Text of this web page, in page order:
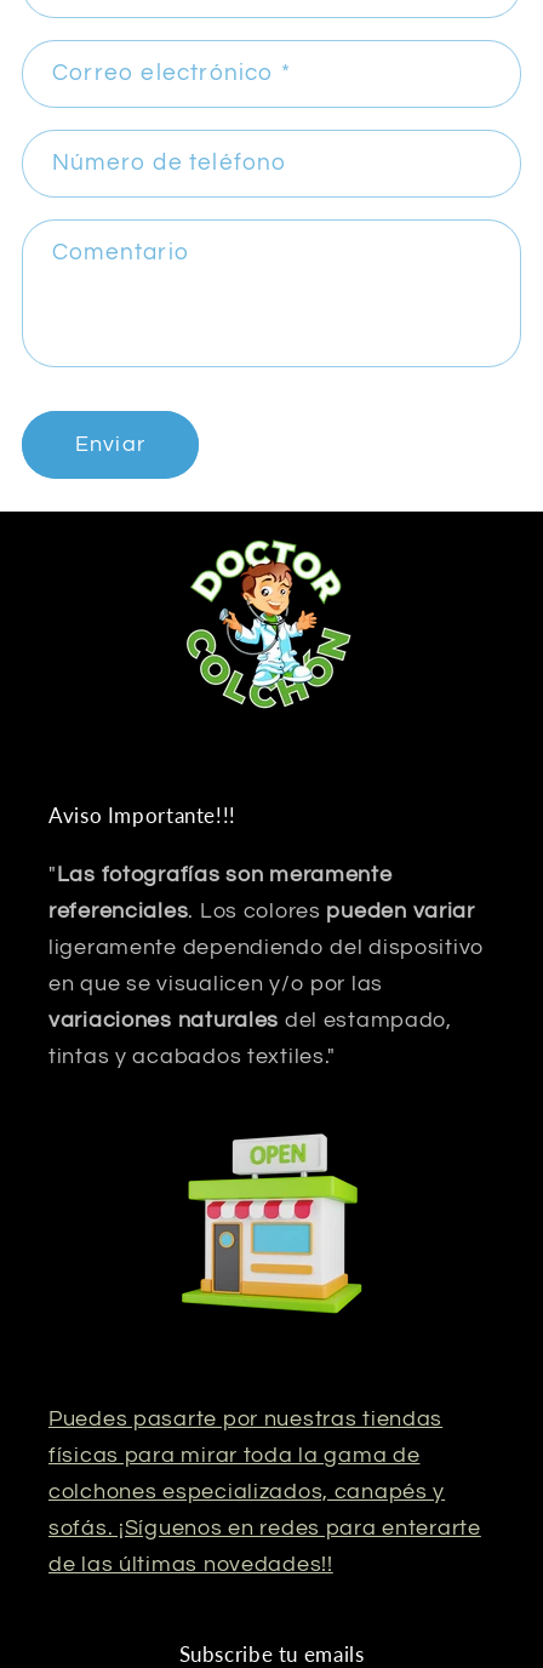
Correo electrónico *
Número de teléfono
Comentario
Enviar
Aviso Importante!!!
"Las fotografías son meramente
referenciales. Los colores pueden variar
ligeramente dependiendo del dispositivo
en que se visualicen y/o por las
variaciones naturales del estampado,
tintas y acabados textiles."
Puedes pasarte por nuestras tiendas
físicas para mirar toda la gama de
colchones especializados, canapés y
sofás. ¡Síguenos en redes para enterarte
de las últimas novedades!!
Subscribe tu emails